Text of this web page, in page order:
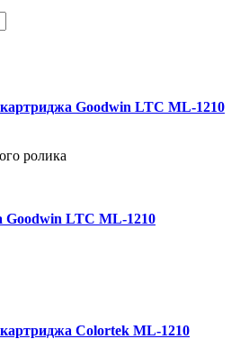
картриджа Goodwin LTC ML-1210
ролика
Goodwin LTC ML-1210
Colortek ML-1210